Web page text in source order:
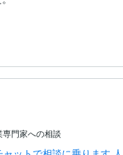
専門家への相談